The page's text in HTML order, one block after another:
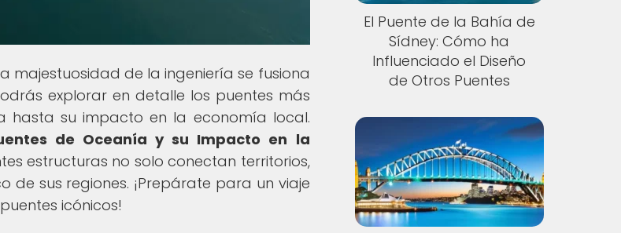
majestuosidad de la ingeniería se fusiona
explorar en detalle los puentes más
hasta su impacto en la economía local.
de Oceanía y su Impacto en la
estructuras no solo conectan territorios,
sus regiones. ¡Prepárate para un viaje
icónicos!
El Puente de la Bahía de
Sídney: Cómo ha
Influenciado el Diseño
de Otros Puentes